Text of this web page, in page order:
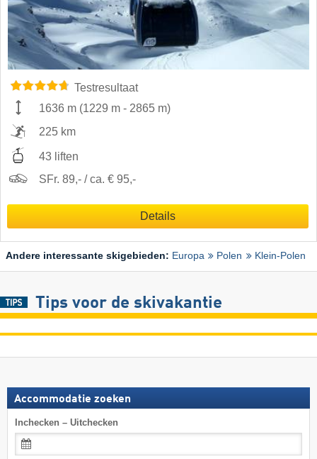
Testresultaat
1636 m (1229 m - 2865 m)
225 km
43 liften
SFr. 89,- / ca. € 95,-
Details
Andere interessante skigebieden: Europa Polen Klein-Polen
Tips voor de skivakantie
Accommodatie zoeken
Inchecken – Uitchecken